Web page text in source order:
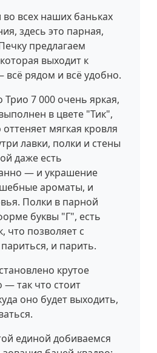
во всех наших баньках
здесь это парная,
предлагаем
выходит к
всё рядом и всё удобно.
Трио 7 000 очень яркая,
в цвете "Тик",
мягкая кровля
лавки, полки и стены
даже есть
— и украшение
ароматы, и
Полки в парной
буквы "Г", есть
что позволяет с
и парить.
крутое
так что стоит
оно будет выходить,
единой добиваемся